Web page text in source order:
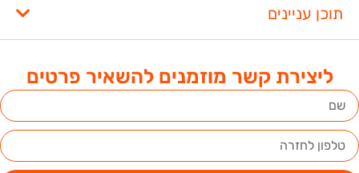
ליצירת קשר מוזמנים להשאיר פרטים
תוכן עניינים